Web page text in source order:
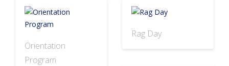
Orientation
Program
Rag Day